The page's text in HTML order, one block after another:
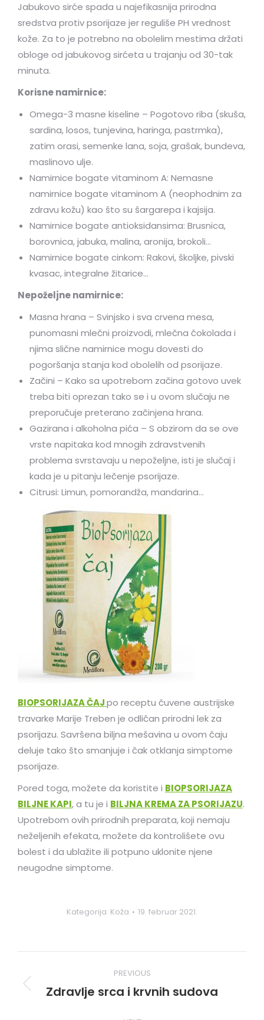
Jabukovo sirće spada u najefikasnija prirodna
sredstva protiv psorijaze jer reguliše PH vrednost
kože. Za to je potrebno na obolelim mestima držati
obloge od jabukovog sirćeta u trajanju od 30-tak
minuta.
Korisne namirnice:
Omega-3 masne kiseline – Pogotovo riba (skuša,
sardina, losos, tunjevina, haringa, pastrmka),
zatim orasi, semenke lana, soja, grašak, bundeva,
maslinovo ulje.
Namirnice bogate vitaminom A: Nemasne
namirnice bogate vitaminom A (neophodnim za
zdravu kožu) kao što su šargarepa i kajsija.
Namirnice bogate antioksidansima: Brusnica,
borovnica, jabuka, malina, aronija, brokoli…
Namirnice bogate cinkom: Rakovi, školjke, pivski
kvasac, integralne žitarice…
Nepoželjne namirnice:
Masna hrana – Svinjsko i sva crvena mesa,
punomasni mlečni proizvodi, mlečna čokolada i
njima slične namirnice mogu dovesti do
pogoršanja stanja kod obolelih od psorijaze.
Začini – Kako sa upotrebom začina gotovo uvek
treba biti oprezan tako se i u ovom slučaju ne
preporučuje preterano začinjena hrana.
Gazirana i alkoholna pića – S obzirom da se ove
vrste napitaka kod mnogih zdravstvenih
problema svrstavaju u nepoželjne, isti je slučaj i
kada je u pitanju lečenje psorijaze.
Citrusi: Limun, pomorandža, mandarina…
BIOPSORIJAZA ČAJpo receptu čuvene austrijske
travarke Marije Treben je odličan prirodni lek za
psorijazu. Savršena biljna mešavina u ovom čaju
deluje tako što smanjuje i čak otklanja simptome
psorijaze.
Pored toga, možete da koristite i BIOPSORIJAZA
BILJNE KAPI, a tu je i BILJNA KREMA ZA PSORIJAZU.
Upotrebom ovih prirodnih preparata, koji nemaju
neželjenih efekata, možete da kontrolišete ovu
bolest i da ublažite ili potpuno uklonite njene
neugodne simptome.
Kategorija: Koža 19. februar 2021.
navigation
PREVIOUS
Previous
Zdravlje srca i krvnih sudova